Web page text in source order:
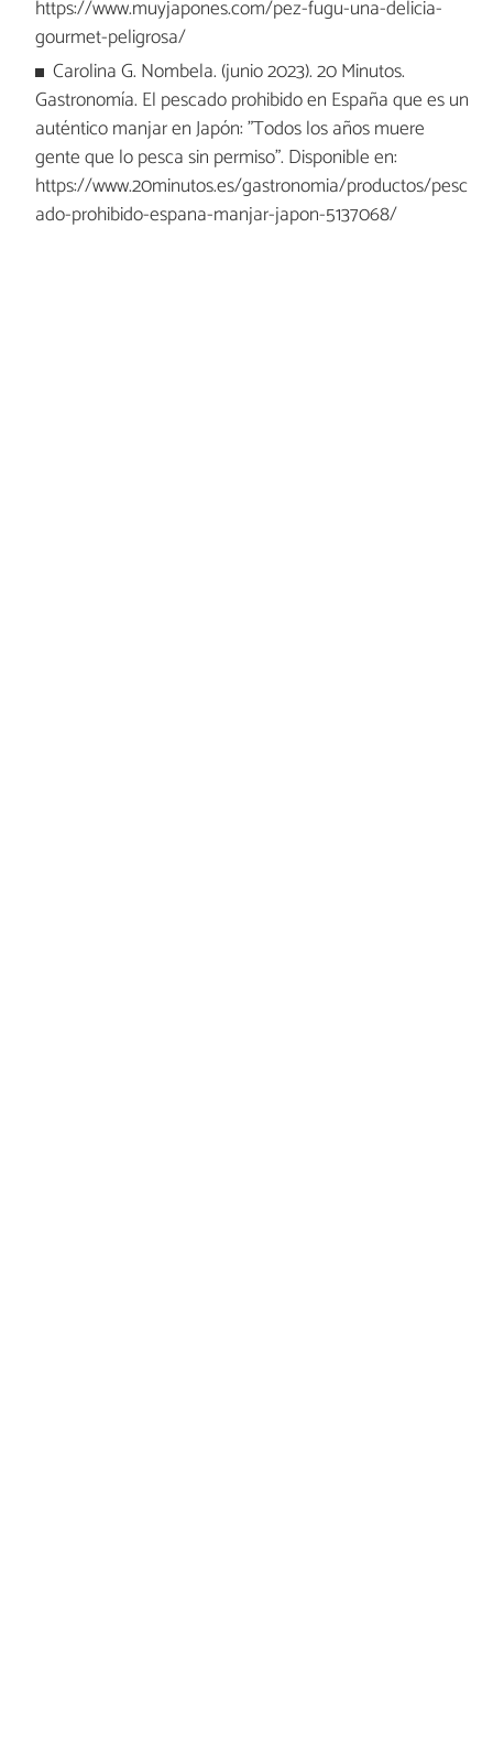
https://www.muyjapones.com/pez-fugu-una-delicia-
gourmet-peligrosa/
Carolina G. Nombela. (junio 2023). 20 Minutos.
Gastronomía. El pescado prohibido en España que es un
auténtico manjar en Japón: "Todos los años muere
gente que lo pesca sin permiso". Disponible en:
https://www.20minutos.es/gastronomia/productos/pesc
ado-prohibido-espana-manjar-japon-5137068/